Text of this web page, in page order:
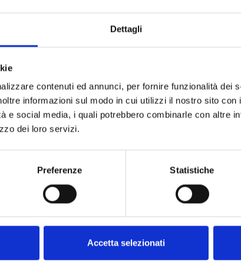
Dettagli
contenuti ed annunci, per fornire funzionalità dei
informazioni sul modo in cui utilizzi il nostro sito
e social media, i quali potrebbero combinarle con altre
dei loro servizi.
Preferenze Statistiche
Accetta selezionati
Alle Produkte anzeigen
Advanced